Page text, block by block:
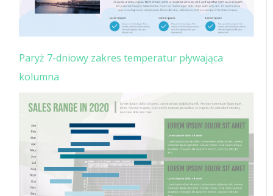
Paryż 7-dniowy zakres temperatur pływająca
kolumna